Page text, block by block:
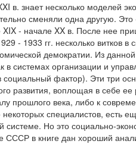
в. знает несколько моделей
сменяли одна другую.
- начале XX в. После нее
- 1933 гг. несколько витков в
демократии. Из
системах организации и
фактор). Эти три
развития, воплощая в себе
прошлого века, либо к
специалистов, есть
Но это социально-
СССР в книге дан хороший